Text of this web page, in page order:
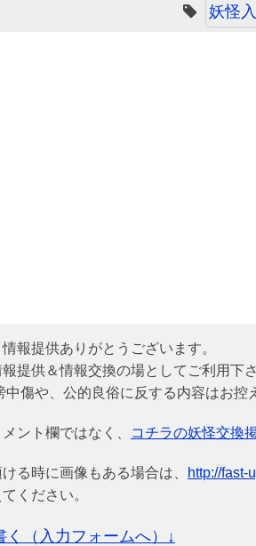
妖怪
報提供ありがとうございます。
提供＆情報交換の場としてご利用下
傷や、公的良俗に反する内容はお控
ント欄ではなく、 コチラの妖怪交換
る時に画像もある場合は、
http://fast-
ください。
く（入力フォームへ）↓